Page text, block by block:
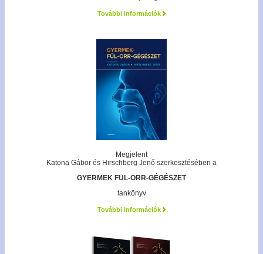
További információk
Megjelent
Katona Gábor és Hirschberg Jenő szerkesztésében a
GYERMEK FÜL-ORR-GÉGÉSZET
tankönyv
További információk